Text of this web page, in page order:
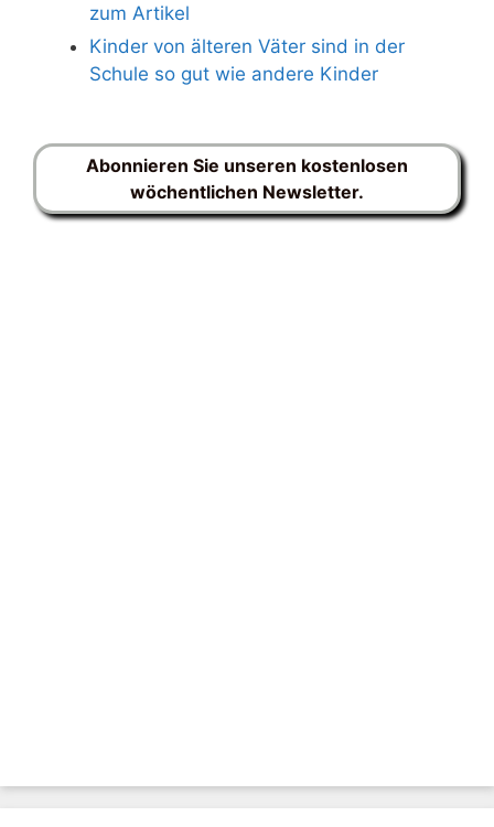
zum Artikel
Kinder von älteren Väter sind in der
Schule so gut wie andere Kinder
Abonnieren Sie unseren kostenlosen
wöchentlichen Newsletter.